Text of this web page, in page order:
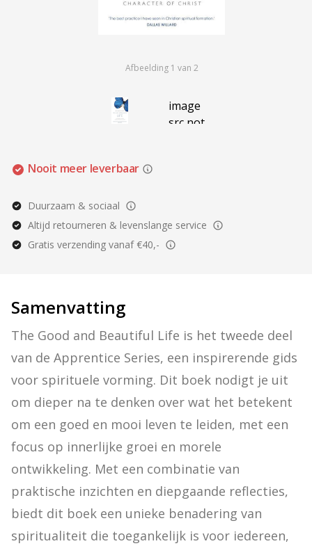
image
src not
Afbeelding 1 van 2
Nooit meer leverbaar
Duurzaam & sociaal
Altijd retourneren & levenslange service
Gratis verzending vanaf €40,-
Samenvatting
The Good and Beautiful Life is het tweede deel
van de Apprentice Series, een inspirerende gids
voor spirituele vorming. Dit boek nodigt je uit
om dieper na te denken over wat het betekent
om een goed en mooi leven te leiden, met een
focus op innerlijke groei en morele
ontwikkeling. Met een combinatie van
praktische inzichten en diepgaande reflecties,
biedt dit boek een unieke benadering van
spiritualiteit die toegankelijk is voor iedereen,